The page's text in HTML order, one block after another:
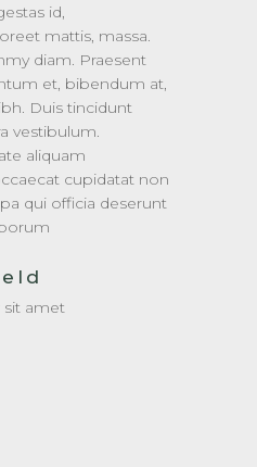
id,
mattis, massa.
diam. Praesent
et, bibendum at,
Duis tincidunt
vestibulum.
aliquam
cupidatat non
qui officia deserunt
amet